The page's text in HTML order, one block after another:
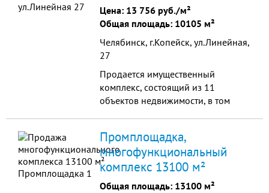
Цена: 13 756 руб./м²
Общая площадь: 10105 м²
Челябинск, г.Копейск, ул.Линейная,
27
Продается имущественный
комплекс, состоящий из 11
объектов недвижимости, в том
бытовой корпус (592,3м.кв) с, 9
складов (9512,4м.кв.) по адресу
Челябинская область, город
Копейск, Линейная 27.
Промплощадка,
многофункциональный
комплекс 13100 м²
Общая площадь: 13100 м²